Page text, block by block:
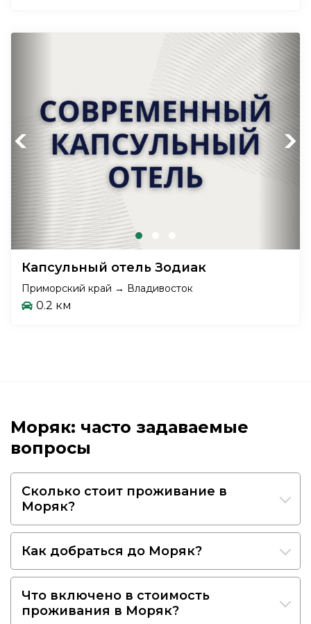
Previous Next
Капсульный отель Зодиак
Приморский край → Владивосток
0.2 км
Моряк: часто задаваемые
вопросы
Сколько стоит проживание в
Моряк?
Как добраться до Моряк?
Что включено в стоимость
проживания в Моряк?